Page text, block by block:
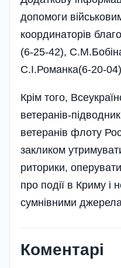
допомоги
координаторів
(6-25-42),
С.І.Романка(6-20-
Крім того,
ветеранів-
ветеранів флоту
закликом
риторики,
про події в Криму і
сумнівними
Коментарі